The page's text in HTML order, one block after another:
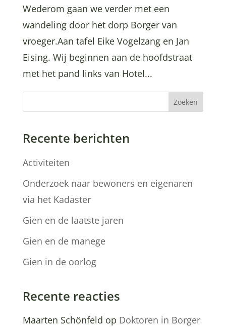
Wederom gaan we verder met een
wandeling door het dorp Borger van
vroeger.Aan tafel Eike Vogelzang en Jan
Eising. Wij beginnen aan de hoofdstraat
met het pand links van Hotel...
Zoeken
Recente berichten
Activiteiten
Onderzoek naar bewoners en eigenaren
via het Kadaster
Gien en de laatste jaren
Gien en de manege
Gien in de oorlog
Recente reacties
Maarten Schönfeld op Doktoren in Borger